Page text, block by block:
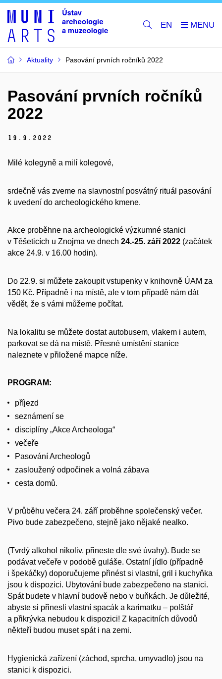
EN
Aktuality Pasování prvních ročníků 2022
Pasování prvních ročníků
2022
19. 9. 2022
Milé kolegyně a milí kolegové,
srdečně vás zveme na slavnostní posvátný rituál pasování
k uvedení do archeologického kmene.
Akce proběhne na archeologické výzkumné stanici
v Těšeticích u Znojma ve dnech 24.-25. září 2022 (začátek
akce 24.9. v 16.00 hodin).
Do 22.9. si můžete zakoupit vstupenky v knihovně ÚAM za
150 Kč. Případně i na místě, ale v tom případě nám dát
vědět, že s vámi můžeme počítat.
Na lokalitu se můžete dostat autobusem, vlakem i autem,
parkovat se dá na místě. Přesné umístění stanice
naleznete v přiložené mapce níže.
PROGRAM:
příjezd
seznámení se
disciplíny „Akce Archeologa“
večeře
Pasování Archeologů
zasloužený odpočinek a volná zábava
cesta domů.
V průběhu večera 24. září proběhne společenský večer.
Pivo bude zabezpečeno, stejně jako nějaké nealko.
(Tvrdý alkohol nikoliv, přineste dle své úvahy). Bude se
podávat večeře v podobě guláše. Ostatní jídlo (případně
i špekáčky) doporučujeme přinést si vlastní, gril i kuchyňka
jsou k dispozici. Ubytování bude zabezpečeno na stanici.
Spát budete v hlavní budově nebo v buňkách. Je důležité,
abyste si přinesli vlastní spacák a karimatku – polštář
a přikrývka nebudou k dispozici! Z kapacitních důvodů
někteří budou muset spát i na zemi.
Hygienická zařízení (záchod, sprcha, umyvadlo) jsou na
stanici k dispozici.